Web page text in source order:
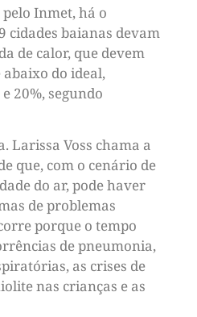
Inmet, há o
cidades baianas devam
de calor, que devem
do ideal,
20%, segundo
Larissa Voss chama a
que, com o cenário de
do ar, pode haver
de problemas
porque o tempo
de pneumonia,
as crises de
nas crianças e as